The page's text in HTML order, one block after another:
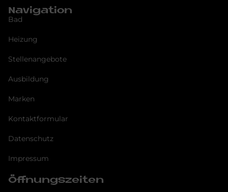
Navigation
Bad
Heizung
Stellenangebote
Ausbildung
Marken
Kontaktformular
Datenschutz
Impressum
Öffnungszeiten